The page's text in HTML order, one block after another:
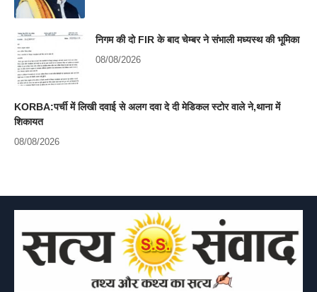
निगम की दो FIR के बाद चेम्बर ने संभाली मध्यस्थ की भूमिका
08/08/2026
KORBA:पर्ची में लिखी दवाई से अलग दवा दे दी मेडिकल स्टोर वाले ने,थाना में
शिकायत
08/08/2026